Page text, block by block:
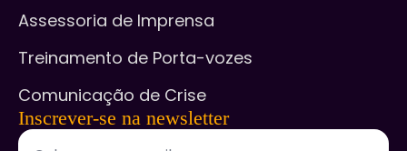
Assessoria de Imprensa
Treinamento de Porta-vozes
Comunicação de Crise
Inscrever-se na newsletter